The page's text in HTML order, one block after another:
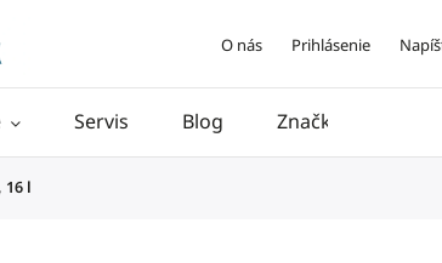
O nás Prihlásenie
Servis Blog Značky
16 l